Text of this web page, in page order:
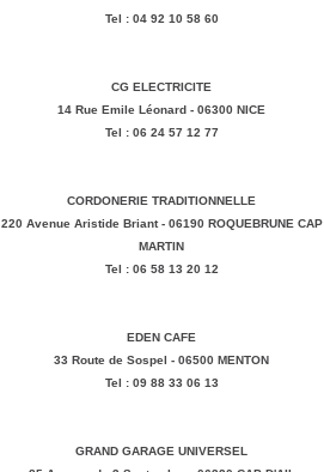
Tel : 04 92 10 58 60
CG ELECTRICITE
14 Rue Emile Léonard - 06300 NICE
Tel : 06 24 57 12 77
CORDONERIE TRADITIONNELLE
220 Avenue Aristide Briant - 06190 ROQUEBRUNE CAP
MARTIN
Tel : 06 58 13 20 12
EDEN CAFE
33 Route de Sospel - 06500 MENTON
Tel : 09 88 33 06 13
GRAND GARAGE UNIVERSEL